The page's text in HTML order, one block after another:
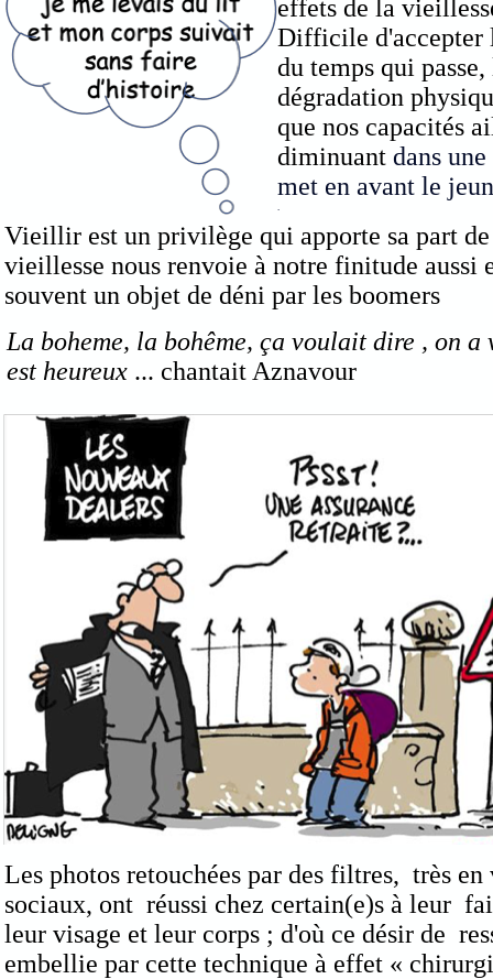
effets de la
Difficile d'accepter
du temps qui passe,
dégradation
que nos capacités
diminuant dans
met en avant le
.
Les photos retouchées par des filtres, très en
sociaux, ont réussi chez certain(e)s à leur
leur visage et leur corps ; d'où ce désir de
embellie par cette technique à effet «
La boheme, la bohême, ça voulait dire , on
est heureux ... chantait Aznavour
Vieillir est un privilège qui apporte sa part
vieillesse nous renvoie à notre finitude aussi
souvent un objet de déni par les boomers